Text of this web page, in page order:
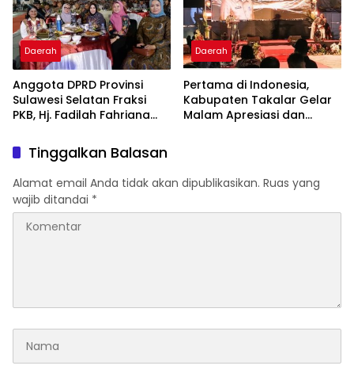
Daerah
Anggota DPRD Provinsi
Sulawesi Selatan Fraksi
PKB, Hj. Fadilah Fahriana
Takalar Menyalakan
Lentera Pengabdian
Melalui Malam Apresiasi
dan Inovasi Award 2026
Daerah
Pertama di Indonesia,
Kabupaten Takalar Gelar
Malam Apresiasi dan
Berprestasi
Tinggalkan Balasan
Alamat email Anda tidak akan dipublikasikan. Ruas yang
wajib ditandai *